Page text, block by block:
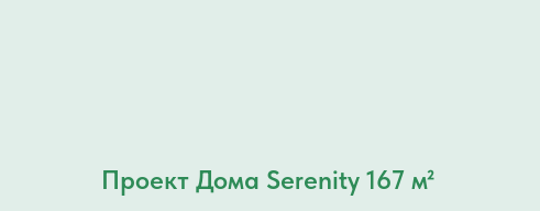
Проект Дома Serenity 167 м²